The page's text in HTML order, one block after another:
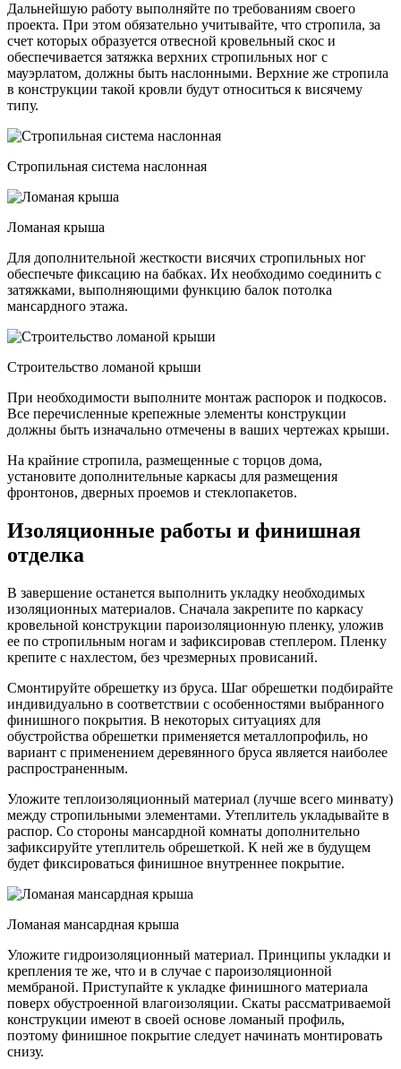
Дальнейшую работу выполняйте по требованиям своего
проекта. При этом обязательно учитывайте, что стропила, за
счет которых образуется отвесной кровельный скос и
обеспечивается затяжка верхних стропильных ног с
мауэрлатом, должны быть наслонными. Верхние же стропила
в конструкции такой кровли будут относиться к висячему
типу.
Стропильная система наслонная
Ломаная крыша
Для дополнительной жесткости висячих стропильных ног
обеспечьте фиксацию на бабках. Их необходимо соединить с
затяжками, выполняющими функцию балок потолка
мансардного этажа.
Строительство ломаной крыши
При необходимости выполните монтаж распорок и подкосов.
Все перечисленные крепежные элементы конструкции
должны быть изначально отмечены в ваших чертежах крыши.
На крайние стропила, размещенные с торцов дома,
установите дополнительные каркасы для размещения
фронтонов, дверных проемов и стеклопакетов.
Изоляционные работы и финишная
отделка
В завершение останется выполнить укладку необходимых
изоляционных материалов. Сначала закрепите по каркасу
кровельной конструкции пароизоляционную пленку, уложив
ее по стропильным ногам и зафиксировав степлером. Пленку
крепите с нахлестом, без чрезмерных провисаний.
Смонтируйте обрешетку из бруса. Шаг обрешетки подбирайте
индивидуально в соответствии с особенностями выбранного
финишного покрытия. В некоторых ситуациях для
обустройства обрешетки применяется металлопрофиль, но
вариант с применением деревянного бруса является наиболее
распространенным.
Уложите теплоизоляционный материал (лучше всего минвату)
между стропильными элементами. Утеплитель укладывайте в
распор. Со стороны мансардной комнаты дополнительно
зафиксируйте утеплитель обрешеткой. К ней же в будущем
будет фиксироваться финишное внутреннее покрытие.
Ломаная мансардная крыша
Уложите гидроизоляционный материал. Принципы укладки и
крепления те же, что и в случае с пароизоляционной
мембраной. Приступайте к укладке финишного материала
поверх обустроенной влагоизоляции. Скаты рассматриваемой
конструкции имеют в своей основе ломаный профиль,
поэтому финишное покрытие следует начинать монтировать
снизу.